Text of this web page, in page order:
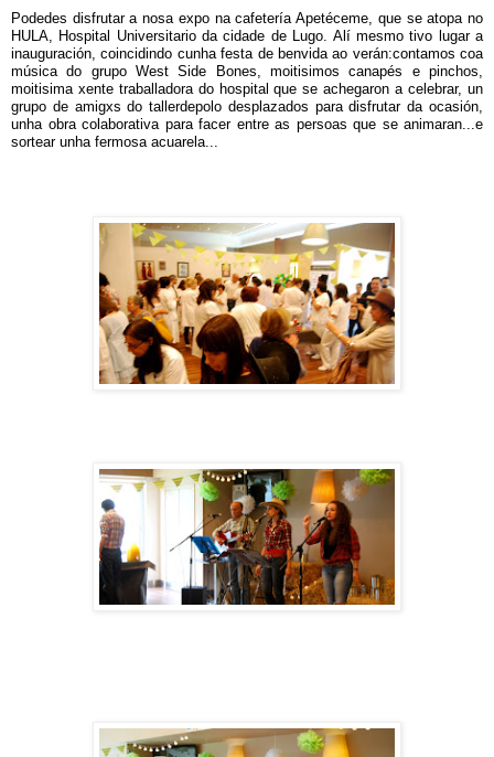
Podedes disfrutar a nosa expo na cafetería Apetéceme, que se atopa no
HULA, Hospital Universitario da cidade de Lugo. Alí mesmo tivo lugar a
inauguración, coincidindo cunha festa de benvida ao verán:contamos coa
música do grupo West Side Bones, moitisimos canapés e pinchos,
moitisima xente traballadora do hospital que se achegaron a celebrar, un
grupo de amigxs do tallerdepolo desplazados para disfrutar da ocasión,
unha obra colaborativa para facer entre as persoas que se animaran...e
sortear unha fermosa acuarela...